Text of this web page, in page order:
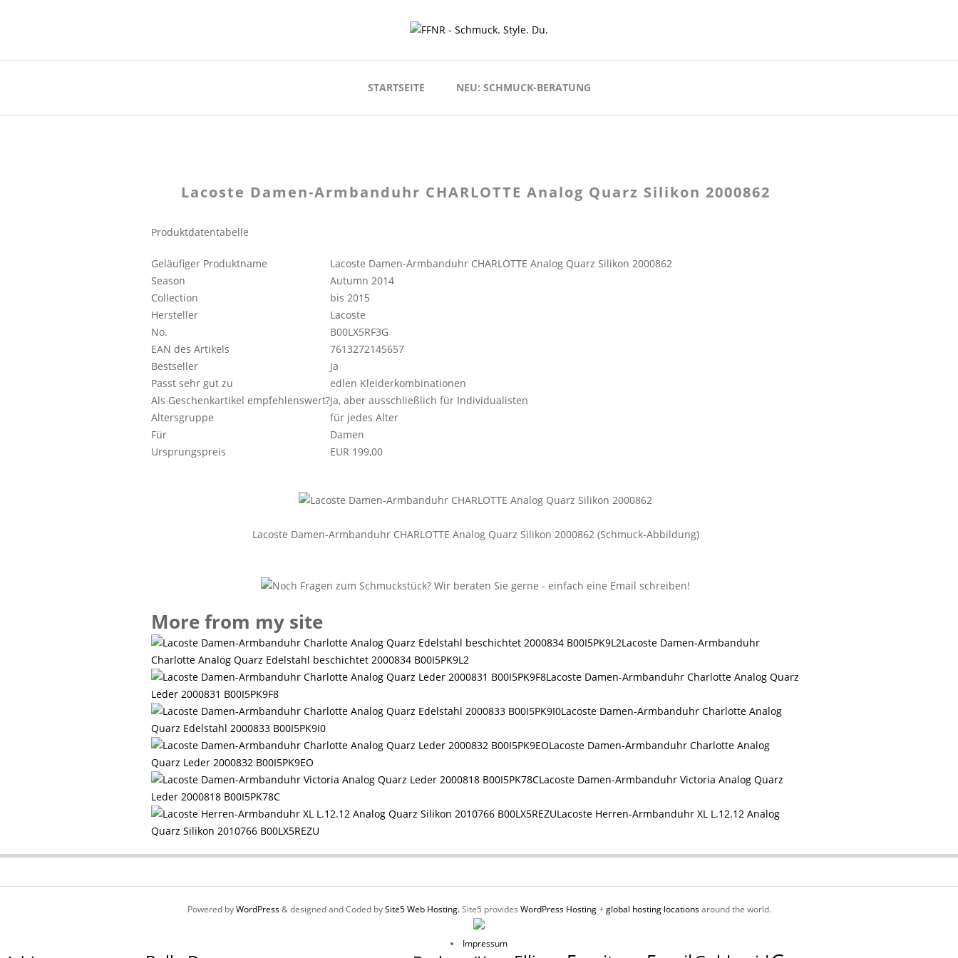
STARTSEITE NEU: SCHMUCK-BERATUNG
Lacoste Damen-Armbanduhr CHARLOTTE Analog Quarz Silikon 2000862
Produktdatentabelle
Geläufiger Produktname
Lacoste Damen-Armbanduhr CHARLOTTE Analog Quarz Silikon 2000862
Season
Autumn 2014
Collection
bis 2015
Hersteller
Lacoste
No.
B00LX5RF3G
EAN des Artikels
7613272145657
Bestseller
Ja
Passt sehr gut zu
edlen Kleiderkombinationen
Als Geschenkartikel empfehlenswert?Ja, aber ausschließlich für Individualisten
Altersgruppe
für jedes Alter
Für
Damen
Ursprungspreis
EUR 199,00
Lacoste Damen-Armbanduhr CHARLOTTE Analog Quarz Silikon 2000862 (Schmuck-Abbildung)
More from my site
Lacoste Damen-Armbanduhr
Charlotte Analog Quarz Edelstahl beschichtet 2000834 B00I5PK9L2
Lacoste Damen-Armbanduhr Charlotte Analog Quarz
Leder 2000831 B00I5PK9F8
Lacoste Damen-Armbanduhr Charlotte Analog
Quarz Edelstahl 2000833 B00I5PK9I0
Lacoste Damen-Armbanduhr Charlotte Analog
Quarz Leder 2000832 B00I5PK9EO
Lacoste Damen-Armbanduhr Victoria Analog Quarz
Leder 2000818 B00I5PK78C
Lacoste Herren-Armbanduhr XL L.12.12 Analog
Quarz Silikon 2010766 B00LX5REZU
Powered byWordPress& designed and Coded bySite5 Web Hosting.Site5 provides WordPress Hosting+global hosting locationsaround the world.
Impressum